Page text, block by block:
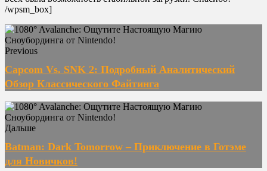
/wpsm_box]
Previous
Capcom Vs. SNK 2: Подробный Аналитический
Обзор Классического Файтинга
Дальше
Batman: Dark Tomorrow – Приключение в Готэме
для Новичков!